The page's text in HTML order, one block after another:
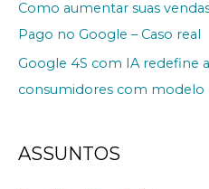
Como aumentar suas
Pago no Google – Caso real
Google 4S com IA redefine
consumidores com
ASSUNTOS